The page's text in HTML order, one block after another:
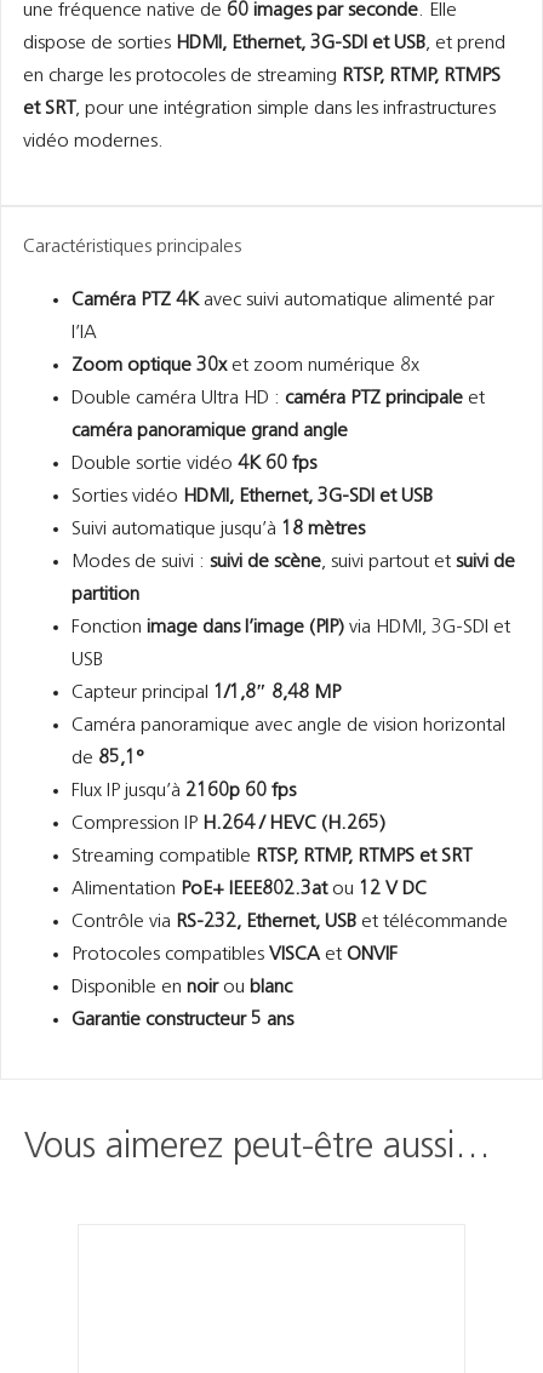
une fréquence native de 60 images par seconde. Elle
dispose de sorties HDMI, Ethernet, 3G-SDI et USB, et prend
en charge les protocoles de streaming RTSP, RTMP, RTMPS
et SRT, pour une intégration simple dans les infrastructures
vidéo modernes.
Caractéristiques principales
Caméra PTZ 4Kavec suivi automatique alimenté par
l’IA
Zoom optique 30xet zoom numérique 8x
Double caméra Ultra HD : caméra PTZ principaleet
caméra panoramique grand angle
Double sortie vidéo 4K 60 fps
Sorties vidéo HDMI, Ethernet, 3G-SDI et USB
Suivi automatique jusqu’à 18 mètres
Modes de suivi : suivi de scène, suivi partout et suivi de
partition
Fonction image dans l’image (PIP)via HDMI, 3G-SDI et
USB
Capteur principal 1/1,8″ 8,48 MP
Caméra panoramique avec angle de vision horizontal
de 85,1°
Flux IP jusqu’à 2160p 60 fps
Compression IP H.264 / HEVC (H.265)
Streaming compatible RTSP, RTMP, RTMPS et SRT
Alimentation PoE+ IEEE802.3atou 12 V DC
Contrôle via RS-232, Ethernet, USBet télécommande
Protocoles compatibles VISCAet ONVIF
Disponible en noirou blanc
Garantie constructeur 5 ans
Vous aimerez peut-être aussi…